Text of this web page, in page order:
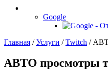
Google
Главная /Услуги /Twitch /
АВТО просмотры